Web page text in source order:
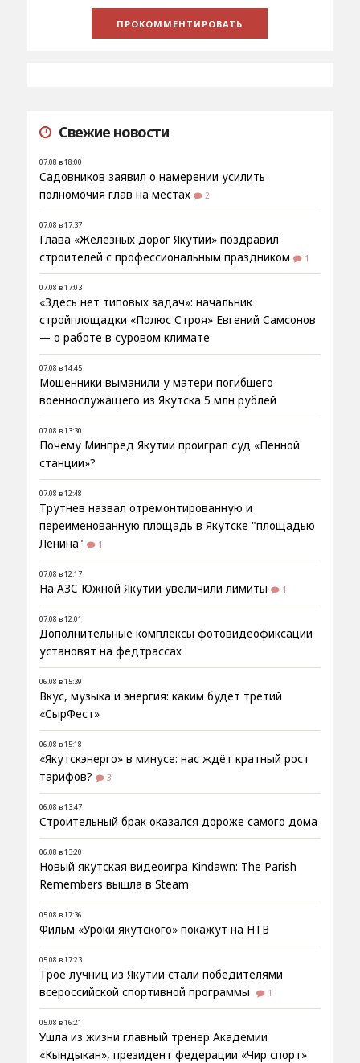
Свежие новости
07.08 в 18:00
Садовников заявил о намерении усилить
полномочия глав на местах
2
07.08 в 17:37
Глава «Железных дорог Якутии» поздравил
строителей с профессиональным праздником
1
07.08 в 17:03
«Здесь нет типовых задач»: начальник
стройплощадки «Полюс Строя» Евгений Самсонов
— о работе в суровом климате
07.08 в 14:45
Мошенники выманили у матери погибшего
военнослужащего из Якутска 5 млн рублей
07.08 в 13:30
Почему Минпред Якутии проиграл суд «Пенной
станции»?
07.08 в 12:48
Трутнев назвал отремонтированную и
переименованную площадь в Якутске "площадью
Ленина"
1
07.08 в 12:17
На АЗС Южной Якутии увеличили лимиты 1
07.08 в 12:01
Дополнительные комплексы фотовидеофиксации
установят на федтрассах
06.08 в 15:39
Вкус, музыка и энергия: каким будет третий
«СырФест»
06.08 в 15:18
«Якутскэнерго» в минусе: нас ждёт кратный рост
тарифов?
3
06.08 в 13:47
Строительный брак оказался дороже самого дома
06.08 в 13:20
Новый якутская видеоигра Kindawn: The Parish
Remembers вышла в Steam
05.08 в 17:36
Фильм «Уроки якутского» покажут на НТВ
05.08 в 17:23
Трое лучниц из Якутии стали победителями
всероссийской спортивной программы
1
05.08 в 16:21
Ушла из жизни главный тренер Академии
«Кындыкан», президент федерации «Чир спорт»